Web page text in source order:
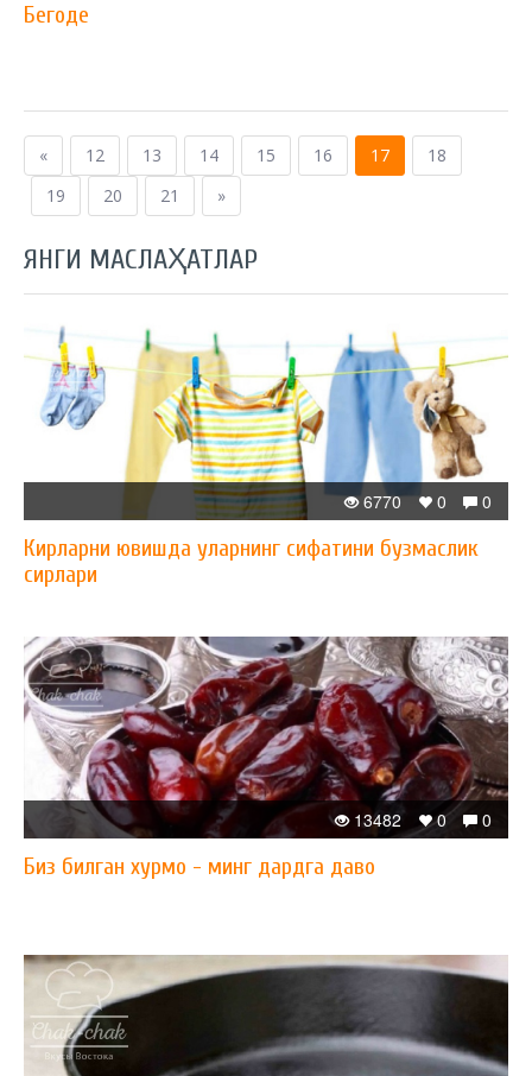
Бегоде
« 12 13 14 15 16 17
18
19
20 21 »
ЯНГИ МАСЛАҲАТЛАР
0
0
6770
Кирларни ювишда уларнинг сифатини бузмаслик
сирлари
0
0
13482
Биз билган хурмо - минг дардга даво